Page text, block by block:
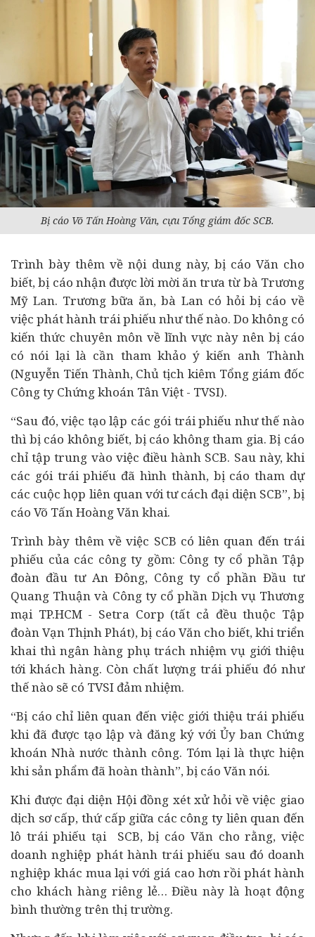
Bị cáo Võ Tấn Hoàng Văn, cựu Tổng giám đốc SCB.
Trình bày thêm về nội dung này, bị cáo Văn cho
biết, bị cáo nhận được lời mời ăn trưa từ bà Trương
Mỹ Lan. Trương bữa ăn, bà Lan có hỏi bị cáo về
việc phát hành trái phiếu như thế nào. Do không có
kiến thức chuyên môn về lĩnh vực này nên bị cáo
có nói lại là cần tham khảo ý kiến anh Thành
(Nguyễn Tiến Thành, Chủ tịch kiêm Tổng giám đốc
Công ty Chứng khoán Tân Việt - TVSI).
“Sau đó, việc tạo lập các gói trái phiếu như thế nào
thì bị cáo không biết, bị cáo không tham gia. Bị cáo
chỉ tập trung vào việc điều hành SCB. Sau này, khi
các gói trái phiếu đã hình thành, bị cáo tham dự
các cuộc họp liên quan với tư cách đại diện SCB”, bị
cáo Võ Tấn Hoàng Văn khai.
Trình bày thêm về việc SCB có liên quan đến trái
phiếu của các công ty gồm: Công ty cổ phần Tập
đoàn đầu tưAn Đông, Công ty cổ phần Đầu tư
Quang Thuận và Công ty cổ phần Dịch vụ Thương
mại TP.HCM - Setra Corp (tất cả đều thuộc Tập
đoàn Vạn Thịnh Phát), bị cáo Văn cho biết, khi triển
khai thì ngân hàng phụ trách nhiệm vụ giới thiệu
tới khách hàng. Còn chất lượng trái phiếu đó như
thế nào sẽ có TVSI đảm nhiệm.
“Bị cáo chỉ liên quan đến việc giới thiệu trái phiếu
khi đã được tạo lập và đăng ký với Ủy ban Chứng
khoán Nhà nước thành công. Tóm lại là thực hiện
khi sản phẩm đã hoàn thành”, bị cáo Văn nói.
Khi được đại diện Hội đồng xét xử hỏi về việc giao
dịch sơ cấp, thứ cấp giữa các công ty liên quan đến
lô trái phiếu tại SCB, bị cáo Văn cho rằng, việc
doanh nghiệp phát hành trái phiếu sau đó doanh
nghiệp khác mua lại với giá cao hơn rồi phát hành
cho khách hàng riêng lẻ… Điều này là hoạt động
bình thường trên thị trường.